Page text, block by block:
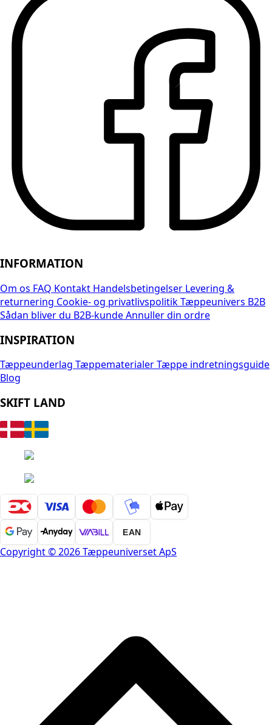
INFORMATION
Om os FAQ Kontakt Handelsbetingelser Levering &
returnering Cookie- og privatlivspolitikTæppeunivers B2B
Sådan bliver du B2B-kundeAnnuller din ordre
INSPIRATION
Tæppeunderlag TæppematerialerTæppe indretningsguide
Blog
SKIFT LAND
EAN
Copyright © 2026 Tæppeuniverset ApS